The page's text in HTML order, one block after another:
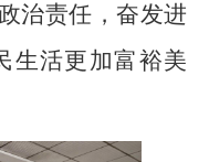
治责任，奋发进
生活更加富裕美